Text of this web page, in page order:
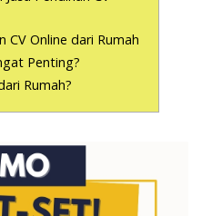
CV Online dari Rumah
Penting?
Rumah?